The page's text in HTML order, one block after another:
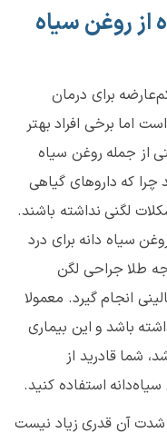
از روغن سیاه
برای درمان
اما برخی افراد بهتر
از جمله روغن سیاه
چرا که داروهای گیاهی
لگنی نداشته باشند.
سیاه دانه برای درد
طلا جراحی لگن
انجام گیرد. معمولا
باشد و این بیماری
شما قادرید از
استفاده کنید.
شدت آن قدری زیاد نیست